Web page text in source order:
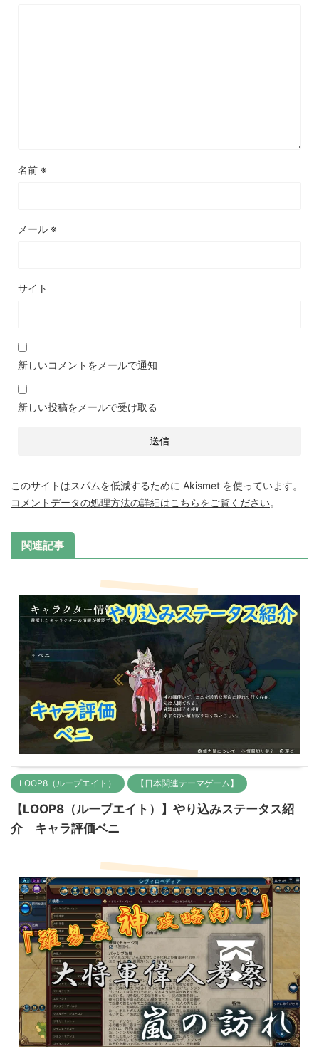
名前 ※
メール ※
サイト
新しいコメントをメールで通知
新しい投稿をメールで受け取る
このサイトはスパムを低減するために Akismet を使っています。
コメントデータの処理方法の詳細はこちらをご覧ください。
関連記事
LOOP8（ループエイト） 【日本関連テーマゲーム】
【LOOP8（ループエイト）】やり込みステータス紹
介 キャラ評価ベニ